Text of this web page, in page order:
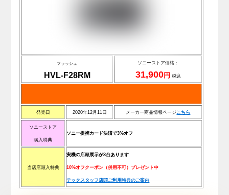
フラッシュ
HVL-F28RM
ソニーストア価格：
31,900円 税込
発売日 2020年12月11日 メーカー商品情報ページこちら
ソニーストア
購入特典
ソニー提携カード決済で3%オフ
当店店頭入特典
実機の店頭展示が3台あります
10%オフクーポン（併用不可）プレゼント中
テックスタッフ店頭ご利用特典のご案内